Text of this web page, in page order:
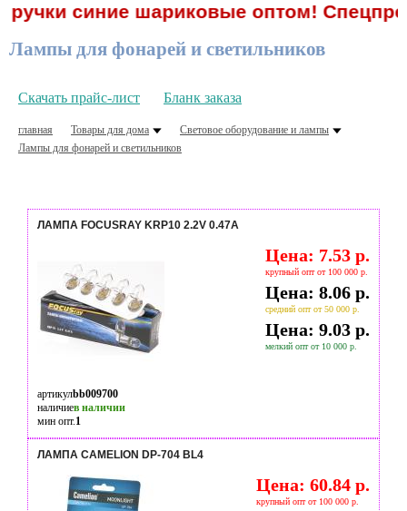
синие шариковые оптом!
Лампы для фонарей и светильников
Скачать прайс-лист Бланк заказа
главная Товары для дома
Световое оборудование и лампы
Лампы для фонарей и светильников
ЛАМПА FOCUSRAY KRP10 2.2V 0.47A
Цена: 7.53 р.
крупный опт от 100 000 р.
Цена: 8.06 р.
средний опт от 50 000 р.
Цена: 9.03 р.
мелкий опт от 10 000 р.
артикулbb009700
наличиев наличии
мин опт.1
ЛАМПА CAMELION DP-704 BL4
Цена: 60.84 р.
крупный опт от 100 000 р.